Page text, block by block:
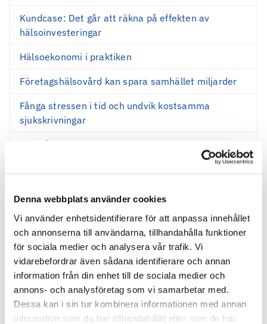
Denna webbplats använder cookies
Vi använder enhetsidentifierare för att anpassa innehållet
och annonserna till användarna, tillhandahålla funktioner
för sociala medier och analysera vår trafik. Vi
vidarebefordrar även sådana identifierare och annan
information från din enhet till de sociala medier och
annons- och analysföretag som vi samarbetar med.
Dessa kan i sin tur kombinera informationen med annan
information som du har tillhandahållit eller som de har
Kundcase: Det går att räkna på effekten av
hälsoinvesteringar
Hälsoekonomi i praktiken
Företagshälsovård kan spara samhället miljarder
Fånga stressen i tid och undvik kostsamma
sjukskrivningar
Sjukfrånvaro – dyrt och onödigt
Webbinarier om hälsoekonomi
Vad kostar en konflikt på jobbet?
Hälsoekonomi visar effekter av förbättrad
arbetsmiljö
Hälsoekonomi i praktiken - hur gör vi det som ger